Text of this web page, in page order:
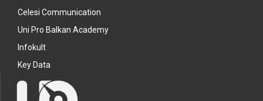
Celesi Communication
Uni Pro Balkan Academy
Infokult
Key Data